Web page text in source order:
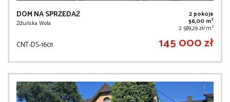
DOM NA SPRZEDAŻ
Zduńska Wola
2 pokoje
56,00 m2
2 589,29 zł/m2
CNT-DS-1601 145 000 zł